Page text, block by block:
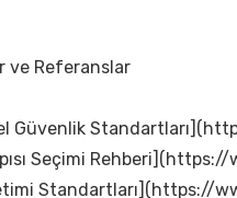
ve Referanslar
Güvenlik
Seçimi
Standartları](https://